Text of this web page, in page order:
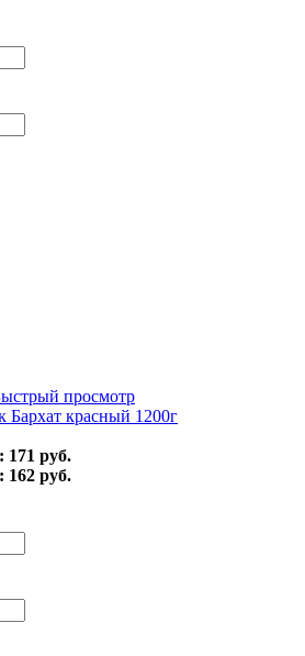
просмотр
красный 1200г
171 руб.
162 руб.